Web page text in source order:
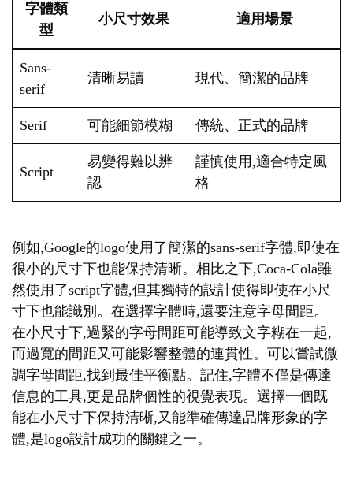
字體類
型
小尺寸效果 適用場景
Sans-
serif
清晰易讀 現代、簡潔的品牌
Serif 可能細節模糊 傳統、正式的品牌
Script
易變得難以辨
認
謹慎使用,適合特定風
格
例如,Google的logo使用了簡潔的sans-serif字體,即使在
很小的尺寸下也能保持清晰。相比之下,Coca-Cola雖
然使用了script字體,但其獨特的設計使得即使在小尺
寸下也能識別。在選擇字體時,還要注意字母間距。
在小尺寸下,過緊的字母間距可能導致文字糊在一起,
而過寬的間距又可能影響整體的連貫性。可以嘗試微
調字母間距,找到最佳平衡點。記住,字體不僅是傳達
信息的工具,更是品牌個性的視覺表現。選擇一個既
能在小尺寸下保持清晰,又能準確傳達品牌形象的字
體,是logo設計成功的關鍵之一。